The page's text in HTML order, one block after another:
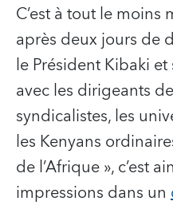
C’est à tout le
après deux jours de
le Président Kibaki
avec les dirigeants
syndicalistes, les
les Kenyans
de l’Afrique », c’est
impressions dans un